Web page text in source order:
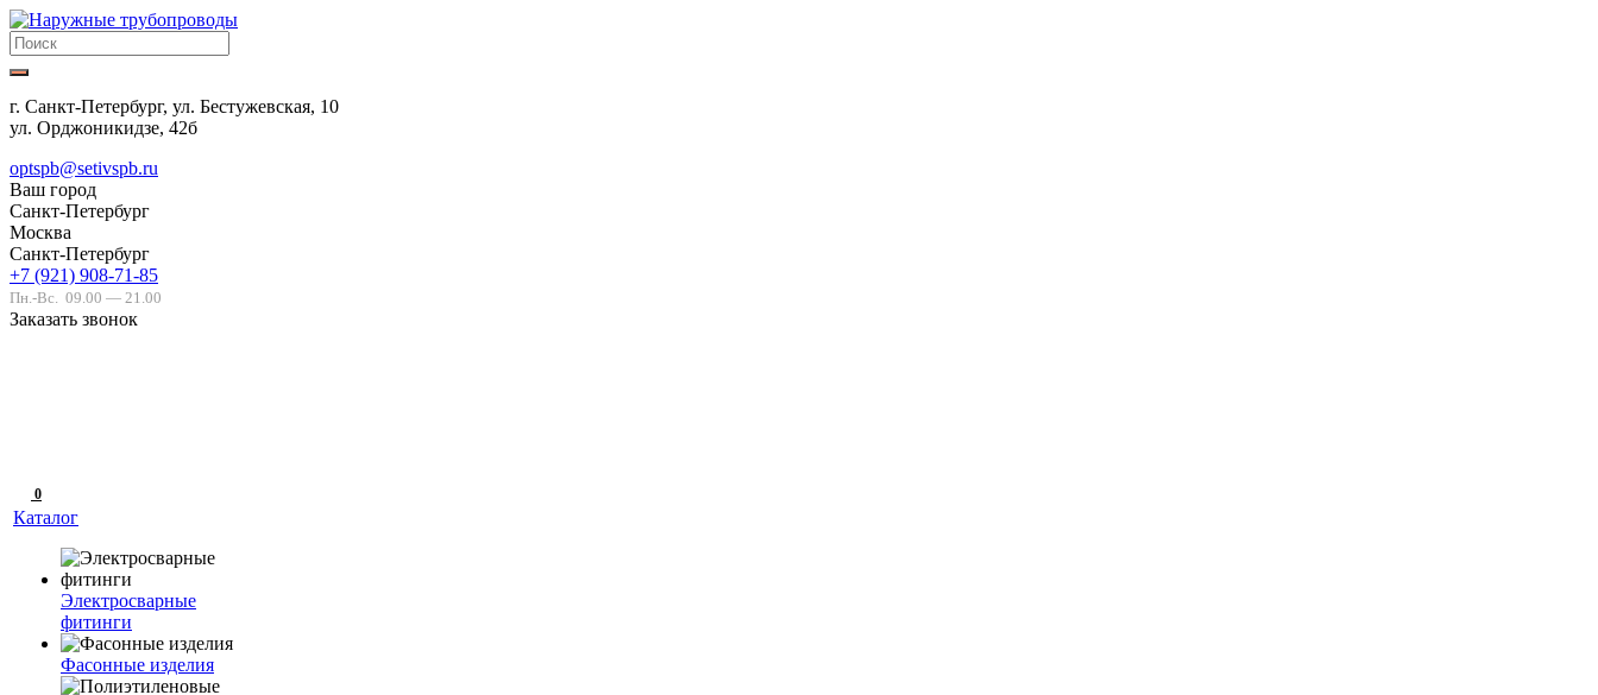
г. Санкт-Петербург, ул. Бестужевская, 10
ул. Орджоникидзе, 42б
optspb@setivspb.ru
Ваш город
Санкт-Петербург
Москва
Санкт-Петербург
+7 (921) 908-71-85
Пн.-Вс. 09.00 — 21.00
Заказать звонок
0
Каталог
Электросварные
фитинги
Фасонные изделия